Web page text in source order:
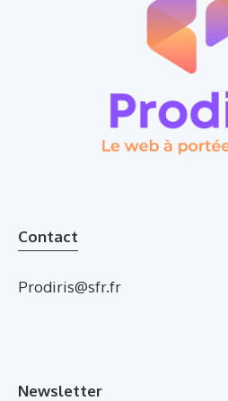
Contact
Prodiris@sfr.fr
Newsletter